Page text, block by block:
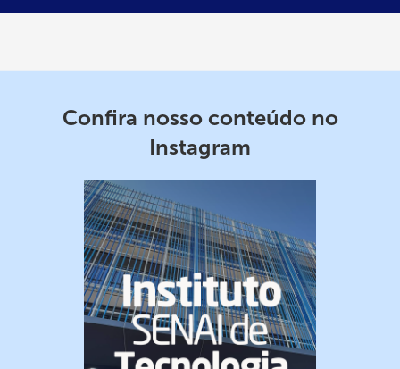
Confira nosso conteúdo no
Instagram